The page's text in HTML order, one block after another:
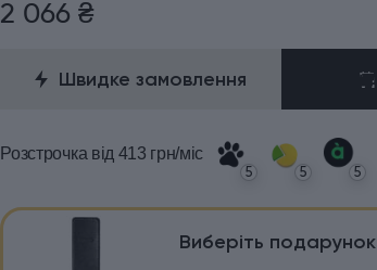
2 066 ₴
Швидке замовлення
Розстрочка від 413 грн/міс
5 5 5
Виберіть подарунок